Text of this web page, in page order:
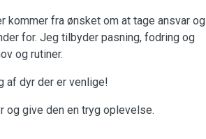
fra ønsket om at tage ansvar og
for. Jeg tilbyder pasning, fodring og
og rutiner.
af dyr der er venlige!
give den en tryg oplevelse.